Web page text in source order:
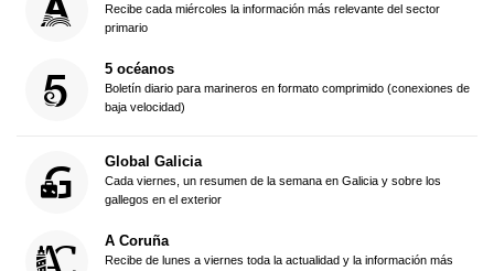
Recibe cada miércoles la información más relevante del sector
primario
5 océanos
Boletín diario para marineros en formato comprimido (conexiones de
baja velocidad)
Global Galicia
Cada viernes, un resumen de la semana en Galicia y sobre los
gallegos en el exterior
A Coruña
Recibe de lunes a viernes toda la actualidad y la información más